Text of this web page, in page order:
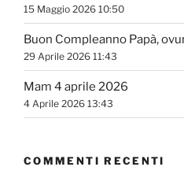
15 Maggio 2026 10:50
Buon Compleanno Papà,
29 Aprile 2026 11:43
Mam 4 aprile 2026
4 Aprile 2026 13:43
COMMENTI RECENTI